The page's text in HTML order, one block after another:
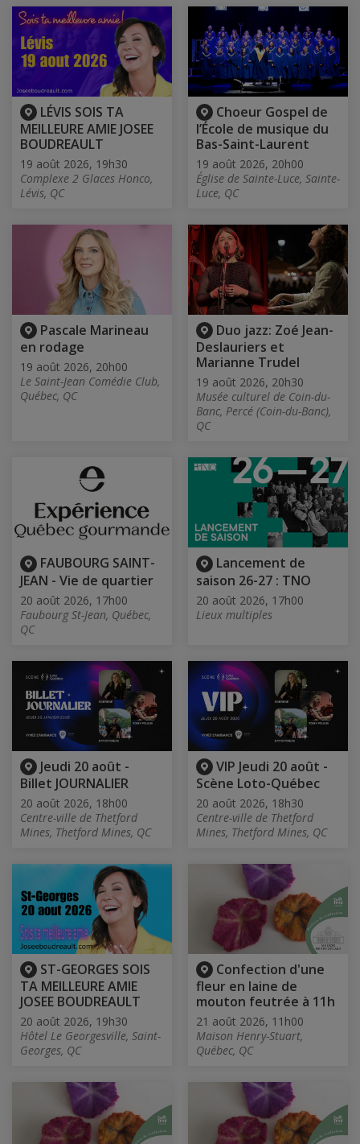
LÉVIS SOIS TA
MEILLEURE AMIE JOSEE
BOUDREAULT
19 août 2026, 19h30
Complexe 2 Glaces Honco,
Lévis, QC
Choeur Gospel de
l’École de musique du
Bas-Saint-Laurent
19 août 2026, 20h00
Église de Sainte-Luce, Sainte-
Luce, QC
Pascale Marineau
en rodage
19 août 2026, 20h00
Le Saint-Jean Comédie Club,
Québec, QC
Duo jazz: Zoé Jean-
Deslauriers et
Marianne Trudel
19 août 2026, 20h30
Musée culturel de Coin-du-
Banc, Percé (Coin-du-Banc),
QC
FAUBOURG SAINT-
JEAN - Vie de quartier
20 août 2026, 17h00
Faubourg St-Jean, Québec,
QC
Lancement de
saison 26-27 : TNO
20 août 2026, 17h00
Lieux multiples
Jeudi 20 août -
Billet JOURNALIER
20 août 2026, 18h00
Centre-ville de Thetford
Mines, Thetford Mines, QC
VIP Jeudi 20 août -
Scène Loto-Québec
20 août 2026, 18h30
Centre-ville de Thetford
Mines, Thetford Mines, QC
ST-GEORGES SOIS
TA MEILLEURE AMIE
JOSEE BOUDREAULT
20 août 2026, 19h30
Hôtel Le Georgesville, Saint-
Georges, QC
Confection d'une
fleur en laine de
mouton feutrée à 11h
21 août 2026, 11h00
Maison Henry-Stuart,
Québec, QC